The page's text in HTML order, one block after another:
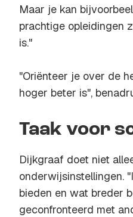
Maar je kan
prachtige opleidingen
is."
"Oriënteer je over de
hoger beter is",
Taak voor
Dijkgraaf doet niet
onderwijsinstellingen.
bieden en wat breder
geconfronteerd met